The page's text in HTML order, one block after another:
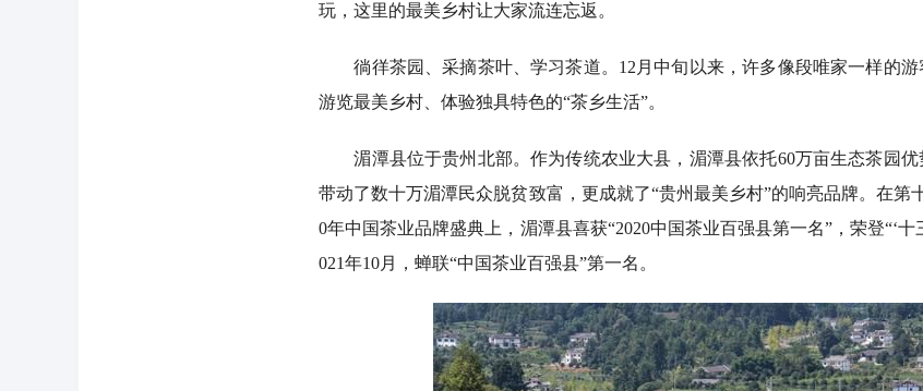
玩，这里的最美乡村让大家流连忘返。
徜徉茶园、采摘茶叶、学习茶道。12月中旬以来，许多像段唯家一样的游
游览最美乡村、体验独具特色的“茶乡生活”。
湄潭县位于贵州北部。作为传统农业大县，湄潭县依托60万亩生态茶园优
带动了数十万湄潭民众脱贫致富，更成就了“贵州最美乡村”的响亮品牌。在第
0年中国茶业品牌盛典上，湄潭县喜获“2020中国茶业百强县第一名”，荣登“‘十
021年10月，蝉联“中国茶业百强县”第一名。